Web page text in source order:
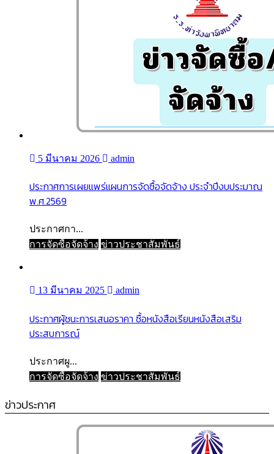
5 มีนาคม 2026 admin
ประกาศการเผยแพร่แผนการจัดซื้อจัดจ้าง ประจำปีงบประมาณ
พ.ศ.2569
ประกาศกา...
การจัดซื้อจัดจ้าง ข่าวประชาสัมพันธ์
13 มีนาคม 2025 admin
ประกาศผู้ชนะการเสนอราคา ซื้อหนังสือเรียนหนังสือเสริม
ประสบการณ์
ประกาศผู...
การจัดซื้อจัดจ้าง ข่าวประชาสัมพันธ์
ข่าวประกาศ